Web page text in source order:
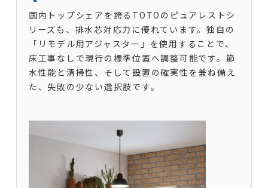
国内トップシェアを誇るTOTOのピュアレストシ
リーズも、排水芯対応力に優れています。独自の
「リモデル用アジャスター」を使用することで、
床工事なしで現行の標準位置へ調整可能です。節
水性能と清掃性、そして設置の確実性を兼ね備え
た、失敗の少ない選択肢です。